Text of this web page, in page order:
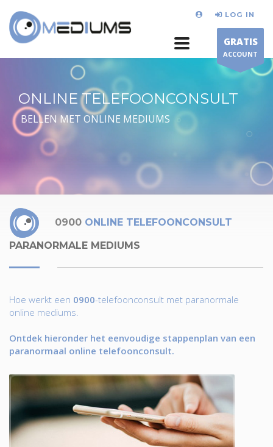
LOG IN
GRATIS
ACCOUNT
ONLINE TELEFOONCONSULT
BELLEN MET ONLINE MEDIUMS
0900 ONLINE TELEFOONCONSULT
PARANORMALE MEDIUMS
Hoe werkt een 0900-telefoonconsult met paranormale
online mediums.
Ontdek hieronder het eenvoudige stappenplan van een
paranormaal online telefoonconsult.